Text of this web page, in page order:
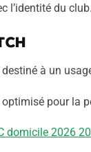
l’identité du club.
à un
pour la
domicile 2026